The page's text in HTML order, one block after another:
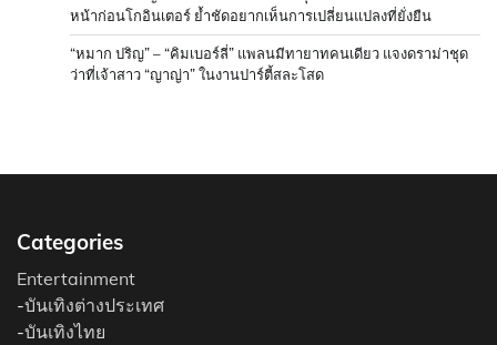
หน้าก่อนโกอินเตอร์ ย้ำชัดอยากเห็นการเปลี่ยนแปลงที่ยั่งยืน
“หมาก ปริญ” – “คิมเบอร์ลี่” แพลนมีทายาทคนเดียว แจงดราม่าชุด
ว่าที่เจ้าสาว “ญาญ่า” ในงานปาร์ตี้สละโสด
Categories
Entertainment
-บันเทิงต่างประเทศ
-บันเทิงไทย